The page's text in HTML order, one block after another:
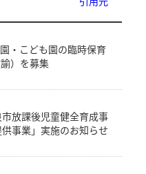
・こども園の臨時保育
）を募集
放課後児童健全育成事
事業」実施のお知らせ